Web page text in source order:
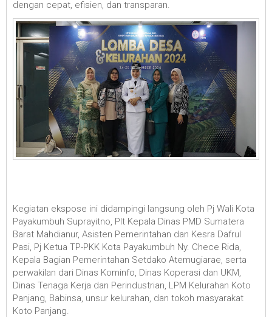
dengan cepat, efisien, dan transparan.
Kegiatan ekspose ini didampingi langsung oleh Pj Wali Kota
Payakumbuh Suprayitno, Plt Kepala Dinas PMD Sumatera
Barat Mahdianur, Asisten Pemerintahan dan Kesra Dafrul
Pasi, Pj Ketua TP-PKK Kota Payakumbuh Ny. Chece Rida,
Kepala Bagian Pemerintahan Setdako Atemugiarae, serta
perwakilan dari Dinas Kominfo, Dinas Koperasi dan UKM,
Dinas Tenaga Kerja dan Perindustrian, LPM Kelurahan Koto
Panjang, Babinsa, unsur kelurahan, dan tokoh masyarakat
Koto Panjang.